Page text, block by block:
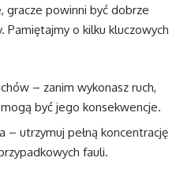
gracze powinni być dobrze
Pamiętajmy o kilku kluczowych
– zanim wykonasz ruch,
być jego konsekwencje.
– utrzymuj pełną koncentrację
fauli.